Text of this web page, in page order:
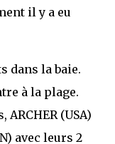
il y a eu
dans la baie.
à la plage.
ARCHER (USA)
avec leurs 2